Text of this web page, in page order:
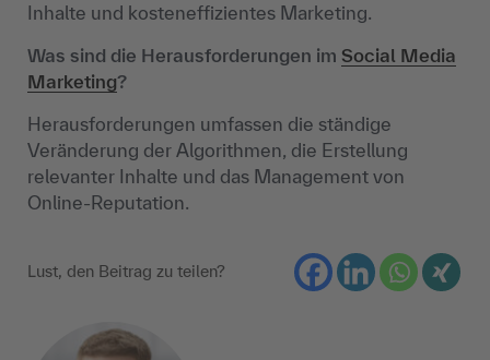
Inhalte und kosteneffizientes Marketing.
Was sind die Herausforderungen im Social Media
Marketing?
Herausforderungen umfassen die ständige
Veränderung der Algorithmen, die Erstellung
relevanter Inhalte und das Management von
Online-Reputation.
Lust, den Beitrag zu teilen?